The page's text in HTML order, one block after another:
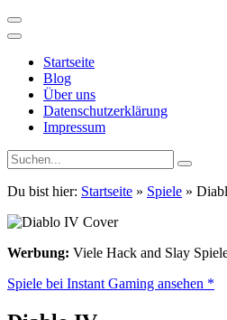
Startseite
Blog
Über uns
Datenschutzerklärung
Impressum
Du bist hier: Startseite » Spiele »
Werbung: Viele Hack and Slay
Spiele bei Instant Gaming ansehen *